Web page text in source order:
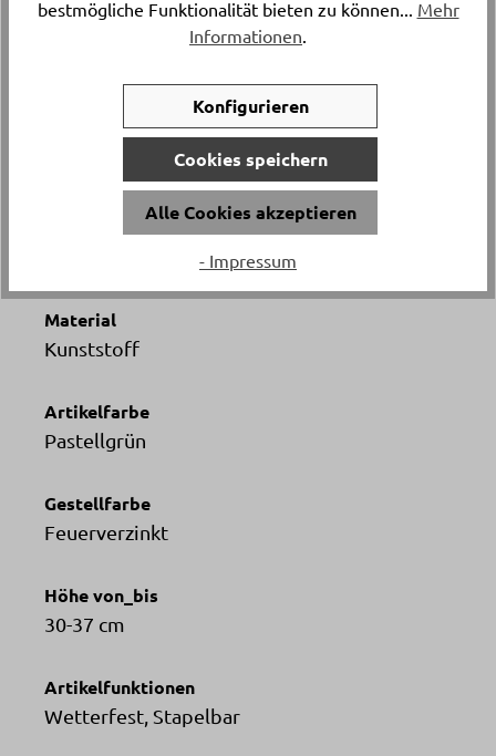
Material
Kunststoff
Artikelfarbe
Pastellgrün
Gestellfarbe
Feuerverzinkt
Höhe von_bis
30-37 cm
Artikelfunktionen
Wetterfest, Stapelbar
bestmögliche Funktionalität bieten zu können... Mehr
Informationen
Konfigurieren
Cookies speichern
Alle Cookies akzeptieren
- Impressum